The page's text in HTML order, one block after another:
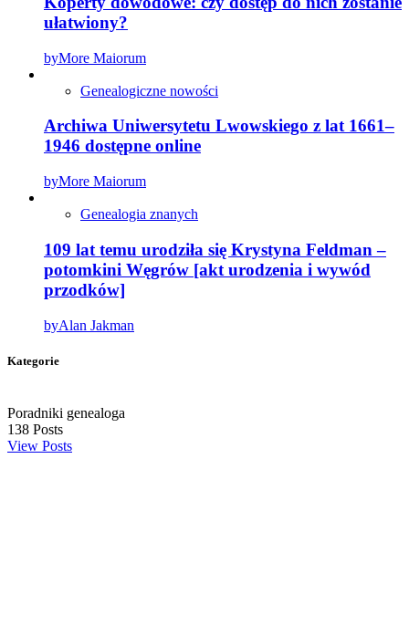
ułatwiony?
byMore Maiorum
Genealogiczne nowości
Archiwa Uniwersytetu Lwowskiego z lat 1661–
1946 dostępne online
byMore Maiorum
Genealogia znanych
109 lat temu urodziła się Krystyna Feldman –
potomkini Węgrów [akt urodzenia i wywód
przodków]
byAlan Jakman
Kategorie
Poradniki genealoga
138 Posts
View Posts